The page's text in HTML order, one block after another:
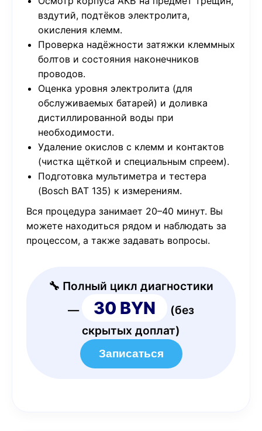
вздутий, подтёков электролита,
окисления клемм.
Проверка надёжности затяжки клеммных
болтов и состояния наконечников
проводов.
Оценка уровня электролита (для
обслуживаемых батарей) и доливка
дистиллированной воды при
необходимости.
Удаление окислов с клемм и контактов
(чистка щёткой и специальным спреем).
Подготовка мультиметра и тестера
(Bosch BAT 135) к измерениям.
Вся процедура занимает 20–40 минут. Вы
можете находиться рядом и наблюдать за
процессом, а также задавать вопросы.
🔧 Полный цикл диагностики
—
30 BYN
(без
скрытых доплат)
Записаться